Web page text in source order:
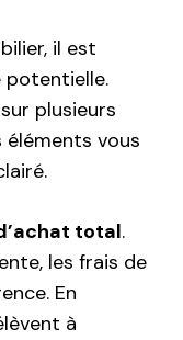
il est
potentielle.
plusieurs
vous
total.
les frais de
En
à